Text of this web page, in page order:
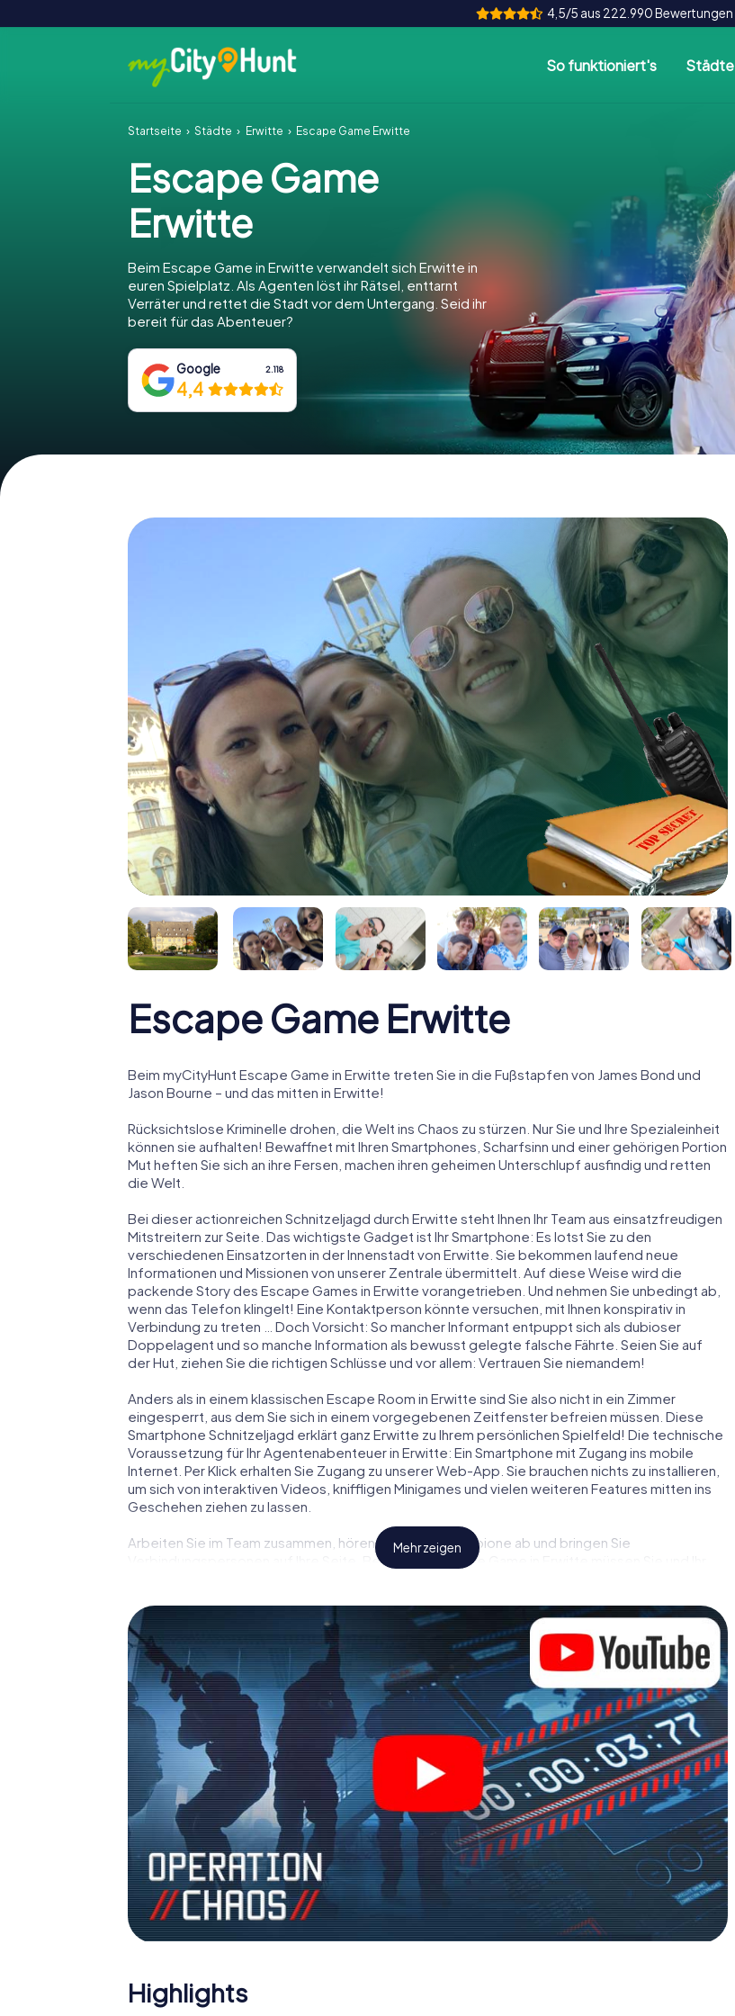
4,5/5 aus 222.990 Bewertungen
So funktioniert's Städte
Startseite Städte Erwitte Escape Game Erwitte
Escape Game
Erwitte
Beim Escape Game in Erwitte verwandelt sich Erwitte in
euren Spielplatz. Als Agenten löst ihr Rätsel, enttarnt
Verräter und rettet die Stadt vor dem Untergang. Seid ihr
bereit für das Abenteuer?
Google 2.118
4,4
Escape Game Erwitte
Beim myCityHunt Escape Game in Erwitte treten Sie in die Fußstapfen von James Bond und
Jason Bourne – und das mitten in Erwitte!
Rücksichtslose Kriminelle drohen, die Welt ins Chaos zu stürzen. Nur Sie und Ihre Spezialeinheit
können sie aufhalten! Bewaffnet mit Ihren Smartphones, Scharfsinn und einer gehörigen Portion
Mut heften Sie sich an ihre Fersen, machen ihren geheimen Unterschlupf ausfindig und retten
die Welt.
Bei dieser actionreichen Schnitzeljagd durch Erwitte steht Ihnen Ihr Team aus einsatzfreudigen
Mitstreitern zur Seite. Das wichtigste Gadget ist Ihr Smartphone: Es lotst Sie zu den
verschiedenen Einsatzorten in der Innenstadt von Erwitte. Sie bekommen laufend neue
Informationen und Missionen von unserer Zentrale übermittelt. Auf diese Weise wird die
packende Story des Escape Games in Erwitte vorangetrieben. Und nehmen Sie unbedingt ab,
wenn das Telefon klingelt! Eine Kontaktperson könnte versuchen, mit Ihnen konspirativ in
Verbindung zu treten … Doch Vorsicht: So mancher Informant entpuppt sich als dubioser
Doppelagent und so manche Information als bewusst gelegte falsche Fährte. Seien Sie auf
der Hut, ziehen Sie die richtigen Schlüsse und vor allem: Vertrauen Sie niemandem!
Anders als in einem klassischen Escape Room in Erwitte sind Sie also nicht in ein Zimmer
eingesperrt, aus dem Sie sich in einem vorgegebenen Zeitfenster befreien müssen. Diese
Smartphone Schnitzeljagd erklärt ganz Erwitte zu Ihrem persönlichen Spielfeld! Die technische
Voraussetzung für Ihr Agentenabenteuer in Erwitte: Ein Smartphone mit Zugang ins mobile
Internet. Per Klick erhalten Sie Zugang zu unserer Web-App. Sie brauchen nichts zu installieren,
um sich von interaktiven Videos, kniffligen Minigames und vielen weiteren Features mitten ins
Geschehen ziehen zu lassen.
Arbeiten Sie im Team zusammen, hören Sie feindliche Spione ab und bringen Sie
Verbindungspersonen auf Ihre Seite. Bei diesem Escape Game in Erwitte müssen Sie und Ihr
Team im Highscore von Erwitte und erhalten Zugang zu Ihrer ganz persönlichen Bildergalerie.
Das myCityHunt Escape Game macht Erwitte zu Ihrem ganz persönlichen Erlebnisspielplatz.
Holen Sie sich Ihre Tickets in die Welt der Spionage und Geheimagenten und verwandeln Sie
Erwitte in einen Outdoor Escape Room!
Mehr zeigen
Highlights